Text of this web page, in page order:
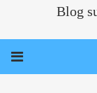
Blog